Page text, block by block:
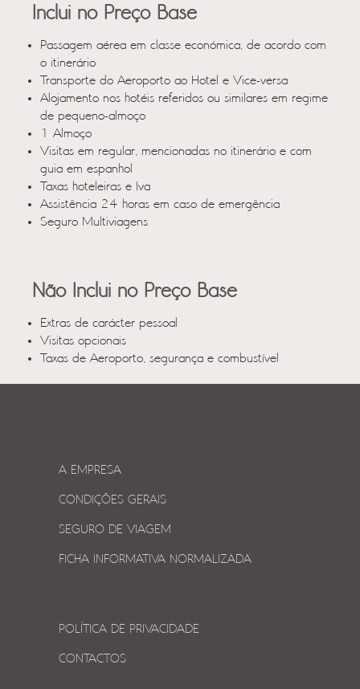
Inclui no Preço Base
Passagem aérea em classe económica, de acordo com
o itinerário
Transporte do Aeroporto ao Hotel e Vice-versa
Alojamento nos hotéis referidos ou similares em regime
de pequeno-almoço
1 Almoço
Visitas em regular, mencionadas no itinerário e com
guia em espanhol
Taxas hoteleiras e Iva
Assistência 24 horas em caso de emergência
Seguro Multiviagens
Não Inclui no Preço Base
Extras de carácter pessoal
Visitas opcionais
Taxas de Aeroporto, segurança e combustível
A EMPRESA
CONDIÇÕES GERAIS
SEGURO DE VIAGEM
FICHA INFORMATIVA NORMALIZADA
POLÍTICA DE PRIVACIDADE
CONTACTOS